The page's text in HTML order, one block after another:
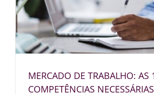
MERCADO DE TRABALHO: AS
COMPETÊNCIAS